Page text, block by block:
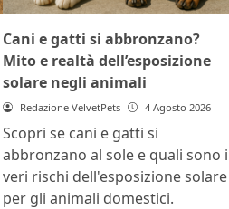
Cani e gatti si abbronzano?
Mito e realtà dell’esposizione
solare negli animali
Redazione VelvetPets 4 Agosto 2026
Scopri se cani e gatti si
abbronzano al sole e quali sono i
veri rischi dell'esposizione solare
per gli animali domestici.